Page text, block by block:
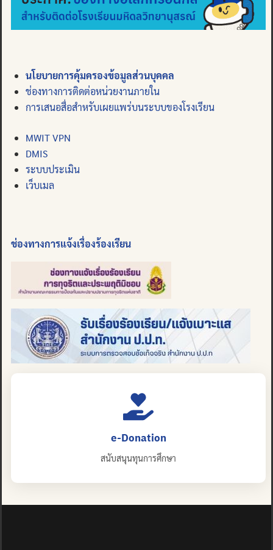
นโยบายการคุ้มครองข้อมูลส่วนบุคคล
ช่องทางการติดต่อหน่วยงานภายใน
การเสนอสื่อสำหรับเผยแพร่บนระบบของโรงเรียน
MWIT VPN
DMIS
ระบบประเมิน
เว็บเมล
ช่องทางการแจ้งเรื่องร้องเรียน
e-Donation
สนับสนุนทุนการศึกษา